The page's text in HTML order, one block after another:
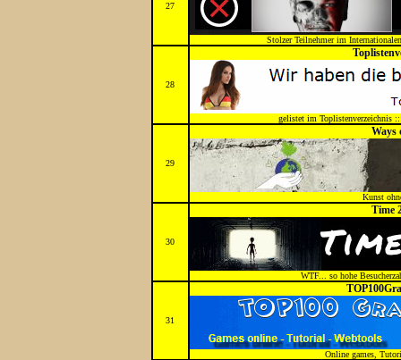
27
Stolzer Teilnehmer im
28
gelistet im Toplistenverzeichnis
29
Ways
Kunst
30
Time
WTF... so hohe
31
Online games,